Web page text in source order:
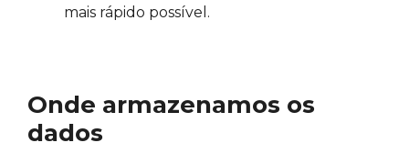
mais rápido possível.
Onde armazenamos os
dados